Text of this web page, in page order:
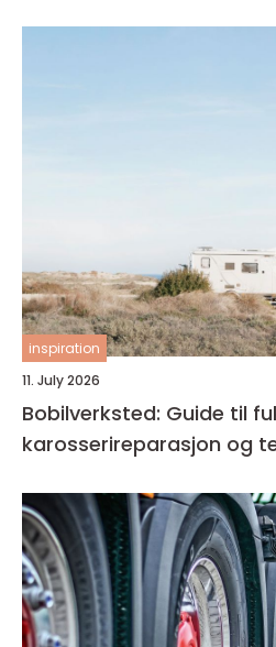
inspiration
11. July 2026
Bobilverksted: Guide til
karosserireparasjon og